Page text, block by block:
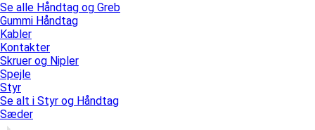
Se alle Håndtag og Greb
Gummi Håndtag
Kabler
Kontakter
Skruer og Nipler
Spejle
Styr
Se alt i Styr og Håndtag
Sæder